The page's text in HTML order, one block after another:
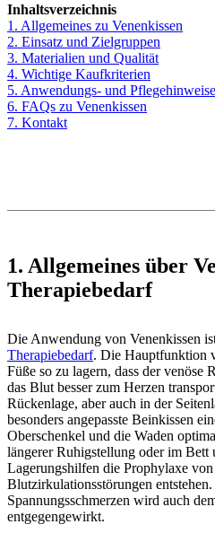
Inhaltsverzeichnis
1. Allgemeines zu Venenkissen
2. Einsatz und Zielgruppen
3. Materialien und Qualität
4. Wichtige Kaufkriterien
5. Anwendungs- und Pflegehinweise
6. FAQs zu Venenkissen
7. Kontakt
1. Allgemeines über
Therapiebedarf
Die Anwendung von Venenkissen
Therapiebedarf. Die Hauptfunktion
Füße so zu lagern, dass der venöse
das Blut besser zum Herzen
Rückenlage, aber auch in der
besonders angepasste Beinkissen
Oberschenkel und die Waden
längerer Ruhigstellung oder im Bett
Lagerungshilfen die Prophylaxe
Blutzirkulationsstörungen
Spannungsschmerzen wird auch
entgegengewirkt.